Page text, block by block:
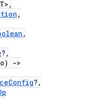
,
,
?,
->
?,